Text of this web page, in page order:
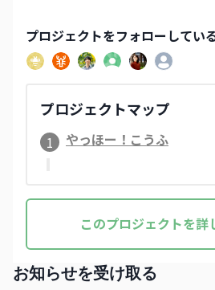
プロジェクトをフォローしてい
プロジェクトマップ
1 やっほー！こうふ
このプロジェクトを詳
お知らせを受け取る